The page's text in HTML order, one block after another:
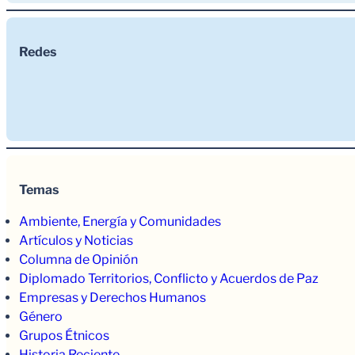
Redes
Temas
Ambiente, Energía y Comunidades
Artículos y Noticias
Columna de Opinión
Diplomado Territorios, Conflicto y Acuerdos de Paz
Empresas y Derechos Humanos
Género
Grupos Étnicos